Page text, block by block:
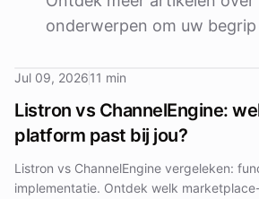
onderwerpen om uw
Jul 09, 202611 min
Listron vs ChannelEngine:
platform past bij jou?
Listron vs ChannelEngine vergeleken:
implementatie. Ontdek welk